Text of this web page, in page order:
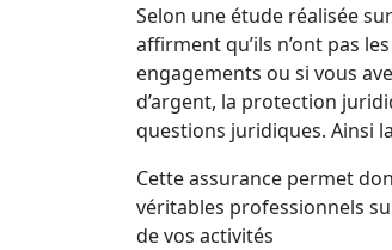
Selon une étude réalisée
affirment qu’ils n’ont pas
engagements ou si vous
d’argent, la protection
questions juridiques. Ainsi
Cette assurance permet
véritables professionnels
de vos activités